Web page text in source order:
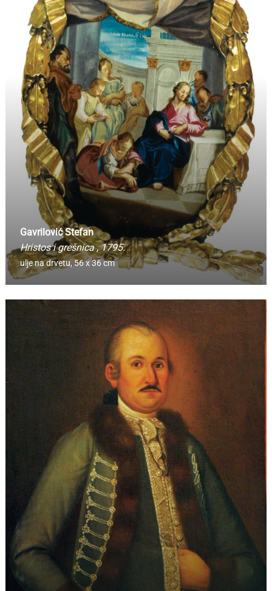
Gavrilović Stefan
Hristos i grešnica, 1795.
ulje na drvetu, 56 x 36 cm